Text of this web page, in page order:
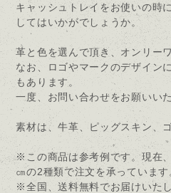
キャッシュトレイをお使いの時
してはいかがでしょうか。
革と色を選んで頂き、オンリー
なお、ロゴやマークのデザイン
もあります。
一度、お問い合わせをお願いい
素材は、牛革、ピッグスキン、
※この商品は参考例です。現在
㎝の2種類で注文を承っています
※全国、送料無料でお届けいた